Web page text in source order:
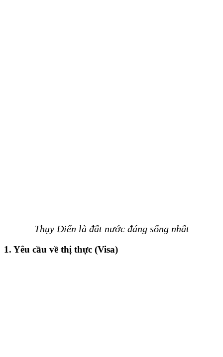
Thụy Điển là đất nước đáng sống nhất
1. Yêu cầu về thị thực (Visa)